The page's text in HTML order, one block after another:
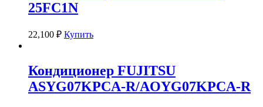
25FC1N
22,100 ₽ Купить
Кондиционер FUJITSU
ASYG07KPCA-R/AOYG07KPCA-R